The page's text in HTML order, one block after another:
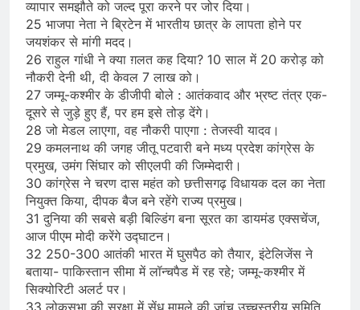
व्यापार समझौते को जल्द पूरा करने पर जोर दिया।
25 भाजपा नेता ने ब्रिटेन में भारतीय छात्र के लापता होने पर
जयशंकर से मांगी मदद।
26 राहुल गांधी ने क्या ग़लत कह दिया? 10 साल में 20 करोड़ को
नौकरी देनी थी, दी केवल 7 लाख को।
27 जम्मू-कश्मीर के डीजीपी बोले : आतंकवाद और भ्रष्ट तंत्र एक-
दूसरे से जुड़े हुए हैं, पर हम इसे तोड़ देंगे।
28 जो मेडल लाएगा, वह नौकरी पाएगा : तेजस्वी यादव।
29 कमलनाथ की जगह जीतू पटवारी बने मध्य प्रदेश कांग्रेस के
प्रमुख, उमंग सिंघार को सीएलपी की जिम्मेदारी।
30 कांग्रेस ने चरण दास महंत को छत्तीसगढ़ विधायक दल का नेता
नियुक्त किया, दीपक बैज बने रहेंगे राज्य प्रमुख।
31 दुनिया की सबसे बड़ी बिल्डिंग बना सूरत का डायमंड एक्सचेंज,
आज पीएम मोदी करेंगे उद्घाटन।
32 250-300 आतंकी भारत में घुसपैठ को तैयार, इंटेलिजेंस ने
बताया- पाकिस्तान सीमा में लॉन्चपैड में रह रहे; जम्मू-कश्मीर में
सिक्योरिटी अलर्ट पर।